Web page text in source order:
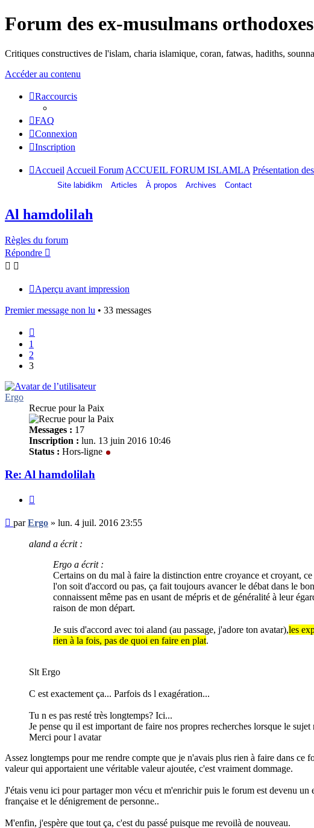
Forum des ex-musulmans orthodoxes
Critiques constructives de l'islam, charia islamique, coran, fatwas, hadiths,
Accéder au contenu
Raccourcis
FAQ
Connexion
Inscription
Accueil Accueil Forum ACCUEIL FORUM ISLAMLA Présentation
Site labidikm Articles À propos Archives Contact
Al hamdolilah
Règles du forum
Répondre
Aperçu avant impression
Premier message non lu • 33 messages
1
2
3
Ergo
Recrue pour la Paix
Messages : 17
Inscription : lun. 13 juin 2016 10:46
Status : Hors-ligne
Re: Al hamdolilah
Message
non
parErgo » lun. 4 juil. 2016 23:55
aland a écrit :
Ergo a écrit :
Certains on du mal à faire la distinction entre croyance et croyant,
l'on soit d'accord ou pas, ça fait toujours avancer le débat dans le
connaissent même pas en usant de mépris et de généralité à leur
raison de mon départ.
Je suis d'accord avec toi aland (au passage, j'adore ton avatar),les
rien à la fois, pas de quoi en faire en plat.
Slt Ergo
C est exactement ça... Parfois ds l exagération...
Tu n es pas resté très longtemps? Ici...
Je pense qu il est important de faire nos propres recherches lorsque le
Merci pour l avatar
Assez longtemps pour me rendre compte que je n'avais plus rien à faire dans
valeur qui apportaient une véritable valeur ajoutée, c'est vraiment dommage.
J'étais venu ici pour partager mon vécu et m'enrichir puis le forum est devenu
française et le dénigrement de personne..
M'enfin, j'espère que tout ça, c'est du passé puisque me revoilà de nouveau.